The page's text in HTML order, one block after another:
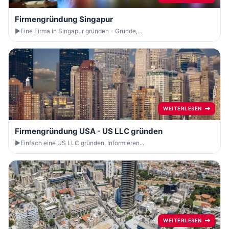
Firmengründung Singapur
►Eine Firma in Singapur gründen - Gründe,...
WEITERLESEN
Firmengründung USA - US LLC gründen
►Einfach eine US LLC gründen. Informieren...
WEITERLESEN